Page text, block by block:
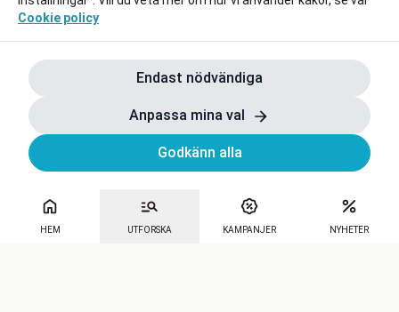
HEM UTFORSKA KAMPANJER NYHETER
Cookie policy
Endast nödvändiga
Anpassa mina val
Godkänn alla